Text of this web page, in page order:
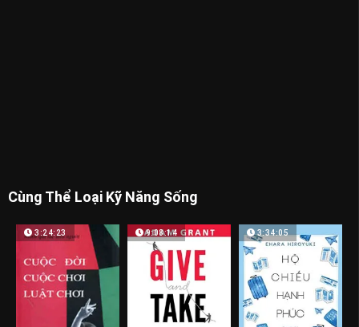
Cùng Thể Loại Kỹ Năng Sống
3:24:23 9:08:14 3:34:05